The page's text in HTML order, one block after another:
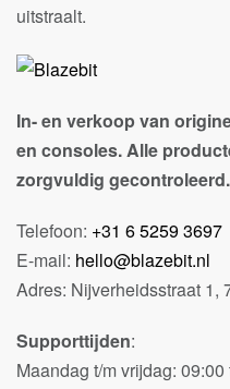
uitstraalt.
In- en verkoop van
en consoles. Alle
zorgvuldig gecontroleerd.
Telefoon: +31 6 5259 3697
E-mail: hello@blazebit.nl
Adres: Nijverheidsstraat 1,
Supporttijden:
Maandag t/m vrijdag: